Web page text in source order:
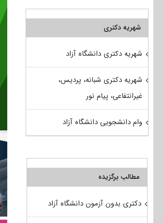
شهریه دکتری
شهریه دکتری دانشگاه آزاد
شهریه دکتری شبانه، پردیس،
غیرانتفاعی، پیام نور
وام دانشجویی دانشگاه آزاد
مطالب برگزیده
دکتری بدون آزمون دانشگاه آزاد